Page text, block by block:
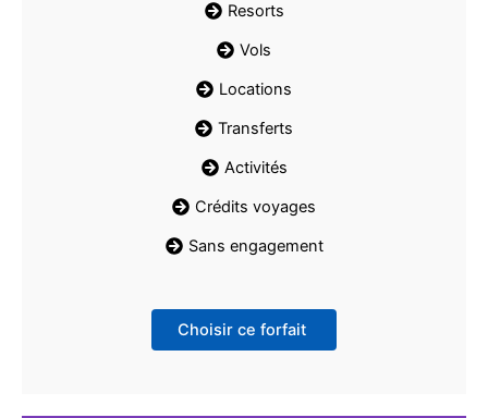
Resorts
Vols
Locations
Transferts
Activités
Crédits voyages
Sans engagement
Choisir ce forfait